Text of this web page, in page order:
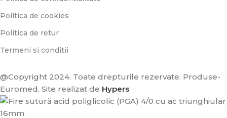
Politica de cookies
Politica de retur
Termeni si conditii
@Copyright 2024. Toate drepturile rezervate. Produse-
Euromed. Site realizat de Hypers